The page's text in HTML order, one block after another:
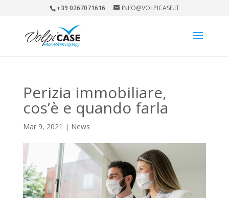
+39 0267071616 INFO@VOLPICASE.IT
Perizia immobiliare,
cos’è e quando farla
Mar 9, 2021 | News